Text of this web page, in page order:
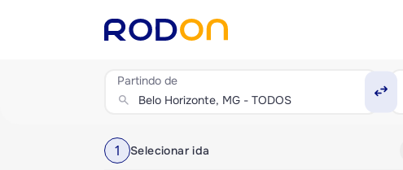
Partindo de
search swap_horiz
1 Selecionar ida